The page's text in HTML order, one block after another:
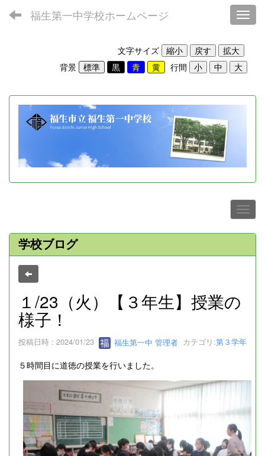
福生第一中学校ホームページ
文字サイズ
背景
行間
学校ブログ
１/23（火）【３年生】授業の
様子！
投稿日時 : 2024/01/23 福生第一中 管理者 カテゴリ:第３学年
５時間目に道徳の授業を行いました。